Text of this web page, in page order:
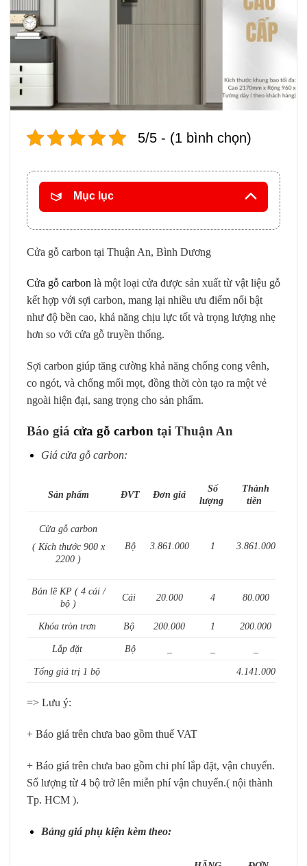
5/5 - (1 bình chọn)
Mục lục
Cửa gỗ carbon tại Thuận An, Bình Dương
Cửa gỗ carbon là một loại cửa được sản xuất từ vật liệu gỗ
kết hợp với sợi carbon, mang lại nhiều ưu điểm nổi bật
như độ bền cao, khả năng chịu lực tốt và trọng lượng nhẹ
hơn so với cửa gỗ truyền thống.
Sợi carbon giúp tăng cường khả năng chống cong vênh,
co ngót, và chống mối mọt, đồng thời còn tạo ra một vẻ
ngoài hiện đại, sang trọng cho sản phẩm.
Báo giá cửa gỗ carbon tại Thuận An
Giá cửa gỗ carbon:
Sản phẩm ĐVT Đơn giá
Số
lượng
Thành
tiền
Cửa gỗ carbon
( Kích thước 900 x
2200 )
Bộ 3.861.000 1 3.861.000
Bản lề KP ( 4 cái /
bộ )
Cái 20.000 4 80.000
Khóa tròn trơn Bộ 200.000 1 200.000
Lắp đặt Bộ
Tổng giá trị 1 bộ 4.141.000
=> Lưu ý:
+ Báo giá trên chưa bao gồm thuế VAT
+ Báo giá trên chưa bao gồm chi phí lắp đặt, vận chuyển.
Số lượng từ 4 bộ trở lên miễn phí vận chuyển.( nội thành
Tp. HCM ).
Bảng giá phụ kiện kèm theo: